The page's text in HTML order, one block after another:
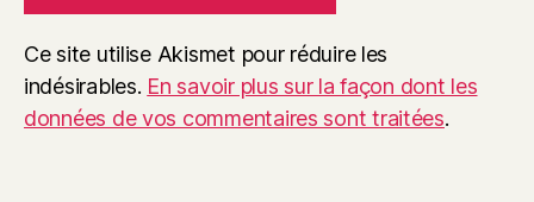
Ce site utilise Akismet pour réduire les
indésirables. En savoir plus sur la façon dont les
données de vos commentaires sont traitées.